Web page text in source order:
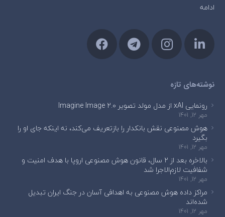
ادامه
نوشته‌های تازه
رونمایی xAI از مدل مولد تصویر Imagine Image 2.0
مهر 12, 1401
هوش مصنوعی نقش بانکدار را بازتعریف می‌کند، نه اینکه جای او را
بگیرد
مهر 12, 1401
بالاخره بعد از ۲ سال، قانون هوش مصنوعی اروپا با هدف امنیت و
شفافیت لازم‌الاجرا شد
مهر 12, 1401
مراکز داده هوش مصنوعی به اهدافی آسان در جنگ ایران تبدیل
شده‌اند
مهر 12, 1401